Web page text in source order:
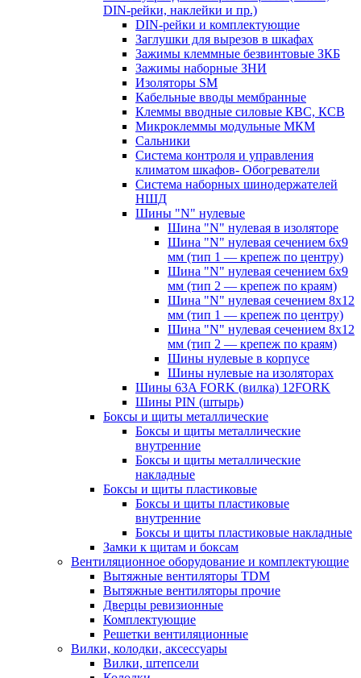
DIN-рейки, наклейки и пр.)
DIN-рейки и комплектующие
Заглушки для вырезов в шкафах
Зажимы клеммные безвинтовые ЗКБ
Зажимы наборные ЗНИ
Изоляторы SM
Кабельные вводы мембранные
Клеммы вводные силовые КВС, КСВ
Микроклеммы модульные МКМ
Сальники
Система контроля и управления
климатом шкафов- Обогреватели
Система наборных шинодержателей
НШД
Шины "N" нулевые
Шина "N" нулевая в изоляторе
Шина "N" нулевая сечением 6х9
мм (тип 1 — крепеж по центру)
Шина "N" нулевая сечением 6х9
мм (тип 2 — крепеж по краям)
Шина "N" нулевая сечением 8х12
мм (тип 1 — крепеж по центру)
Шина "N" нулевая сечением 8х12
мм (тип 2 — крепеж по краям)
Шины нулевые в корпусе
Шины нулевые на изоляторах
Шины 63A FORK (вилка) 12FORK
Шины PIN (штырь)
Боксы и щиты металлические
Боксы и щиты металлические
внутренние
Боксы и щиты металлические
накладные
Боксы и щиты пластиковые
Боксы и щиты пластиковые
внутренние
Боксы и щиты пластиковые накладные
Замки к щитам и боксам
Вентиляционное оборудование и комплектующие
Вытяжные вентиляторы TDM
Вытяжные вентиляторы прочие
Дверцы ревизионные
Комплектующие
Решетки вентиляционные
Вилки, колодки, аксессуары
Вилки, штепсели